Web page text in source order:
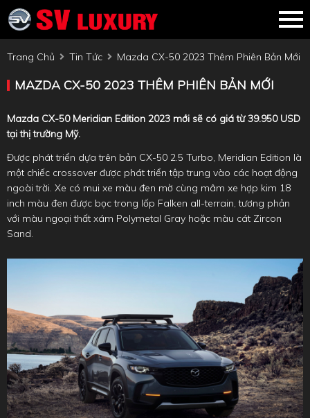
Trang Chủ Tin Tức Mazda CX-50 2023 Thêm Phiên Bản Mới
MAZDA CX-50 2023 THÊM PHIÊN BẢN MỚI
Mazda CX-50 Meridian Edition 2023 mới sẽ có giá từ 39.950 USD
tại thị trường Mỹ.
Được phát triển dựa trên bản CX-50 2.5 Turbo, Meridian Edition là
một chiếc crossover được phát triển tập trung vào các hoạt động
ngoài trời. Xe có mui xe màu đen mờ cùng mâm xe hợp kim 18
inch màu đen được bọc trong lốp Falken all-terrain, tương phản
với màu ngoại thất xám Polymetal Gray hoặc màu cát Zircon
Sand.